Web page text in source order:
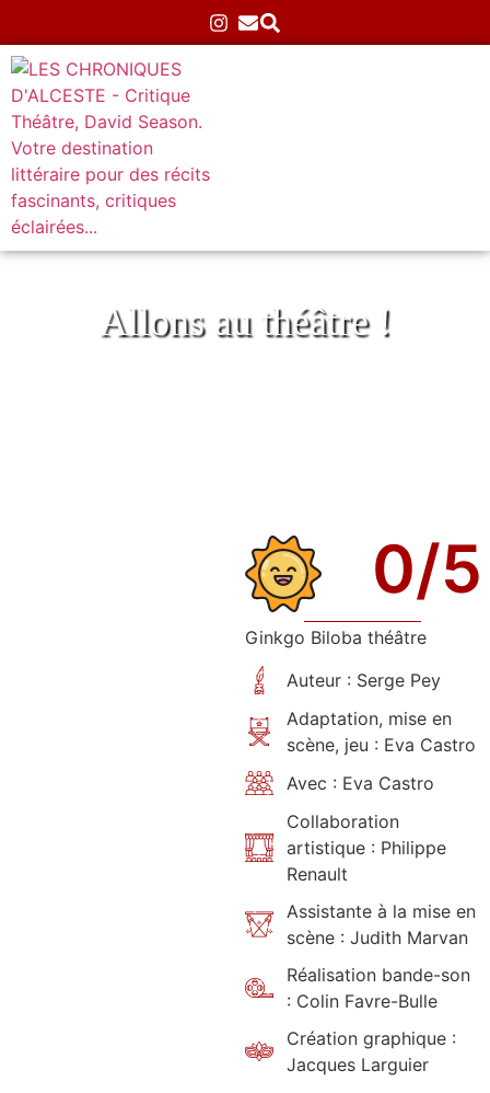
Allons au théâtre !
0/5
Ginkgo Biloba théâtre
Auteur : Serge Pey
Adaptation, mise en
scène, jeu : Eva Castro
Avec : Eva Castro
Collaboration
artistique : Philippe
Renault
Assistante à la mise en
scène : Judith Marvan
Réalisation bande-son
: Colin Favre-Bulle
Création graphique :
Jacques Larguier